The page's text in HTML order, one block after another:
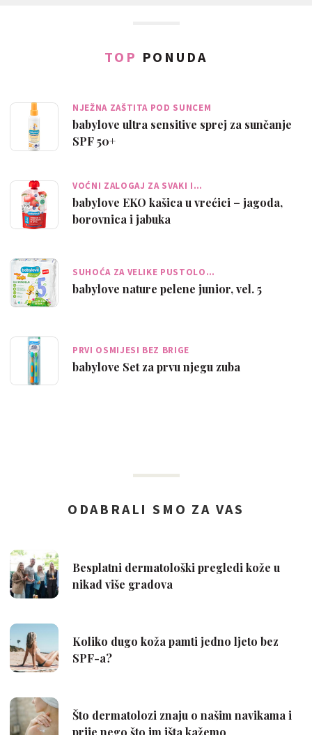
TOP PONUDA
NJEŽNA ZAŠTITA POD SUNCEM
babylove ultra sensitive sprej za sunčanje
SPF 50+
VOĆNI ZALOGAJ ZA SVAKI I…
babylove EKO kašica u vrećici – jagoda,
borovnica i jabuka
SUHOĆA ZA VELIKE PUSTOLO…
babylove nature pelene junior, vel. 5
PRVI OSMIJESI BEZ BRIGE
babylove Set za prvu njegu zuba